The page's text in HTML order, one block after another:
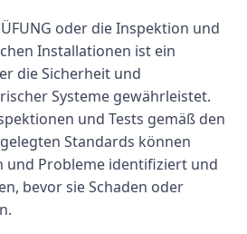
oder die Inspektion und
Installationen ist ein
die Sicherheit und
Systeme gewährleistet.
und Tests gemäß den
Standards können
und Probleme identifiziert und
bevor sie Schaden oder